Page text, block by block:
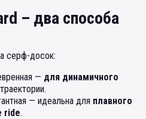
– два способа
серф-досок:
— для динамичного
— идеальна для плавного
ride.